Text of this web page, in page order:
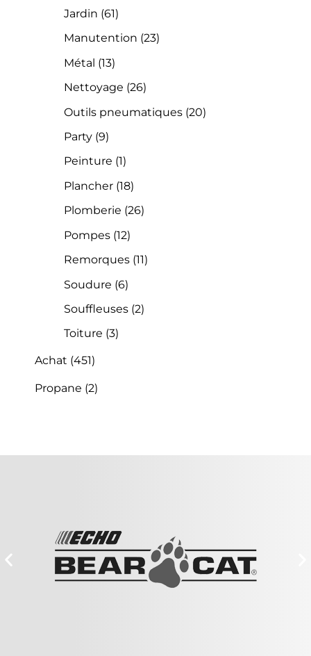
Jardin (61)
Manutention (23)
Métal (13)
Nettoyage (26)
Outils pneumatiques (20)
Party (9)
Peinture (1)
Plancher (18)
Plomberie (26)
Pompes (12)
Remorques (11)
Soudure (6)
Souffleuses (2)
Toiture (3)
Achat (451)
Propane (2)